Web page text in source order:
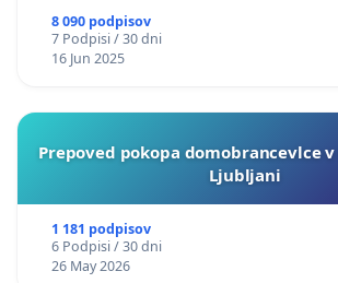
8 090 podpisov
7 Podpisi / 30 dni
16 Jun 2025
Prepoved pokopa domobrancevlce
Ljubljani
1 181 podpisov
6 Podpisi / 30 dni
26 May 2026